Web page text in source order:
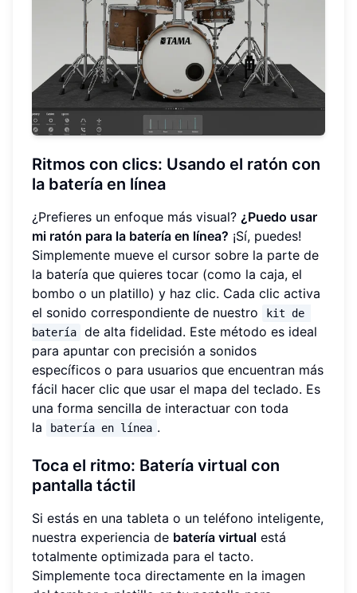
Ritmos con clics: Usando el ratón con
la batería en línea
¿Prefieres un enfoque más visual? ¿Puedo usar
mi ratón para la batería en línea? ¡Sí, puedes!
Simplemente mueve el cursor sobre la parte de
la batería que quieres tocar (como la caja, el
bombo o un platillo) y haz clic. Cada clic activa
el sonido correspondiente de nuestro
kit de
batería
de alta fidelidad. Este método es ideal
para apuntar con precisión a sonidos
específicos o para usuarios que encuentran más
fácil hacer clic que usar el mapa del teclado. Es
una forma sencilla de interactuar con toda
la
batería en línea .
Toca el ritmo: Batería virtual con
pantalla táctil
Si estás en una tableta o un teléfono inteligente,
nuestra experiencia de batería virtual está
totalmente optimizada para el tacto.
Simplemente toca directamente en la imagen